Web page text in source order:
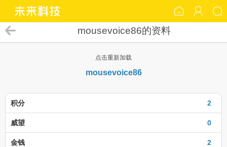
mousevoice86的资料
点击重新加载
mousevoice86
2
积分
0
威望
2
金钱